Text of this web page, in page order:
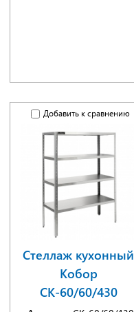
Добавить к сравнению
Стеллаж кухонный
Кобор
СК-60/60/430